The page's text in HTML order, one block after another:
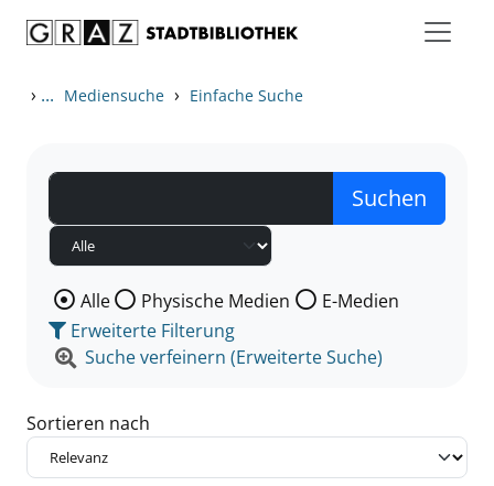
› ... Mediensuche › Einfache Suche
Wählen Sie die Medienart nach der Sie suchen wollen.
Alle Physische Medien
E-Medien
Erweiterte Filterung
Suche verfeinern (Erweiterte Suche)
Sortieren nach